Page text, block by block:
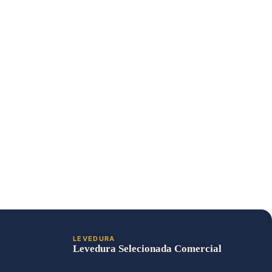
LEVEDURA
Levedura Selecionada Comercial